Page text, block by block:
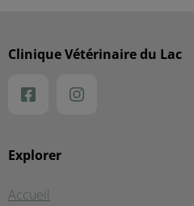
Explorer
Accueil
Clinique Vétérinaire du Lac